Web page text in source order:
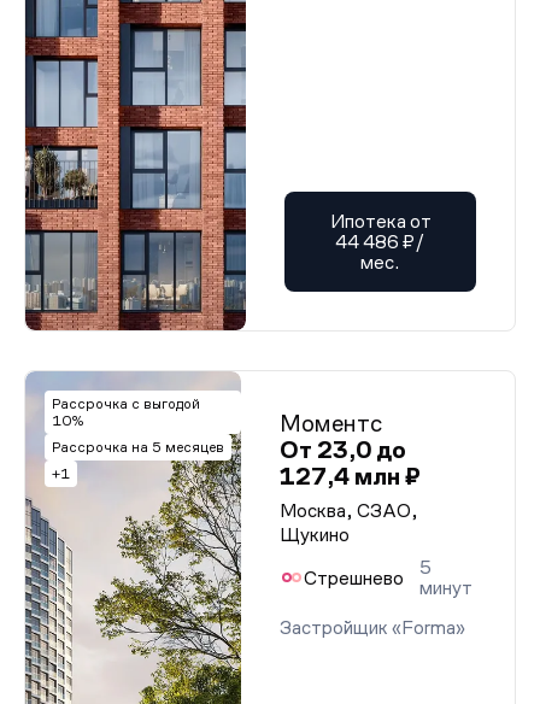
Ипотека от
44 486 ₽/
мес.
Рассрочка с выгодой
10%
Рассрочка на 5 месяцев
+1
Моментс
От 23,0 до
127,4 млн ₽
Москва, СЗАО,
Щукино
Стрешнево
5
минут
Застройщик «Forma»